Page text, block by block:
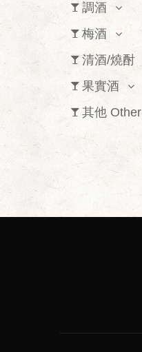
調酒
梅酒
清酒/燒酎
果實酒
其他 Other